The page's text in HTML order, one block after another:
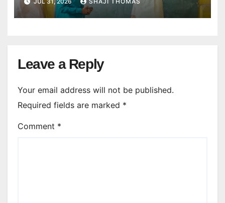
निरीक्षण किया।
Leave a Reply
Your email address will not be published.
Required fields are marked *
Comment *